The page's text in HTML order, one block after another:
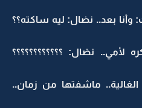
وأنا بعد.. نضال: ليه ساكته؟؟
لأمي.. نضال: ؟؟؟؟؟؟؟؟؟؟؟؟
ماشفتها من زمان..